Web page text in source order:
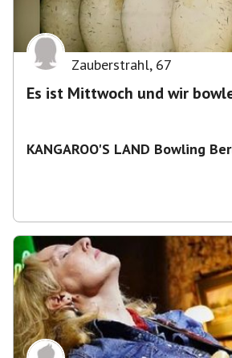
Zauberstrahl, 67
Es ist Mittwoch und wir
KANGAROO'S LAND Bowling